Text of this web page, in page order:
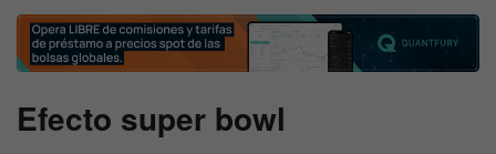
Efecto super bowl